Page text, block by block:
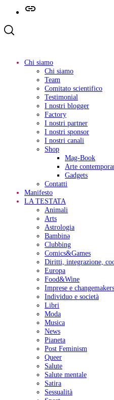
Telegram
Chi siamo
Chi siamo
Team
Comitato scientifico
Testimonial
I nostri blogger
Factory
I nostri partner
I nostri sponsor
I nostri canali
Shop
Mag-Book
Arte
Gadgets
Contatti
Manifesto
LA TESTATA
Animali
Arts
Astrologia
Bambinə
Clubbing
Comics&Games
Diritti, integrazione,
Europa
Food&Wine
Imprese e changemakers
Individuo e società
Libri
Moda
Musica
News
Pianeta
Post Feminism
Queer
Salute
Salute mentale
Satira
Sessualità